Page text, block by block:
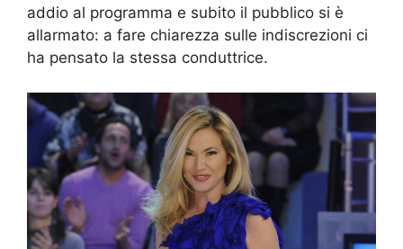
addio al programma e subito il pubblico si è
allarmato: a fare chiarezza sulle indiscrezioni ci
ha pensato la stessa conduttrice.